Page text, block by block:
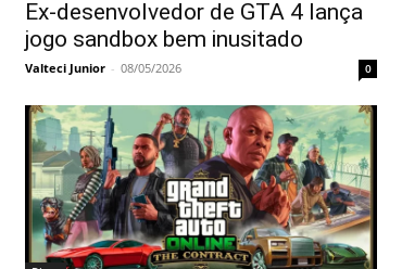
Ex-desenvolvedor de GTA 4 lança
jogo sandbox bem inusitado
Valteci Junior - 08/05/2026 0